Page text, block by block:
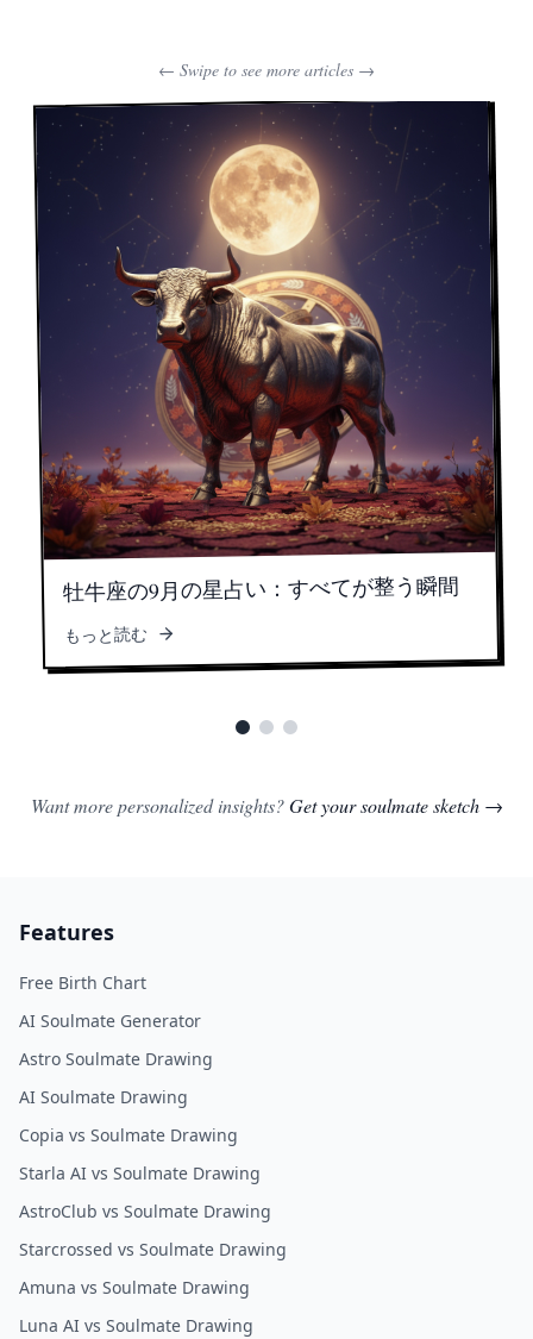
← Swipe to see more articles →
牡牛座の9月の星占い：すべてが整う瞬間
もっと読む
Want more personalized insights? Get your soulmate sketch →
Features
Free Birth Chart
AI Soulmate Generator
Astro Soulmate Drawing
AI Soulmate Drawing
Copia vs Soulmate Drawing
Starla AI vs Soulmate Drawing
AstroClub vs Soulmate Drawing
Starcrossed vs Soulmate Drawing
Amuna vs Soulmate Drawing
Luna AI vs Soulmate Drawing